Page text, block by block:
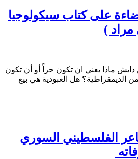
على كتاب سيكولوجيا
مراد )
دايش ماذا يعني ان تكون حراً أو أن تكون
الديمقراطية؟ هل العبودية هي بيع
الفلسطيني السوري